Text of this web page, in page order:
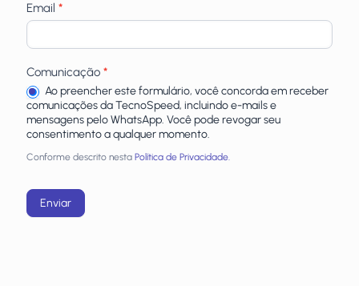
Email *
Comunicação *
Ao preencher este formulário, você concorda em receber
comunicações da TecnoSpeed, incluindo e-mails e
mensagens pelo WhatsApp. Você pode revogar seu
consentimento a qualquer momento.
Conforme descrito nesta Política de Privacidade.
Enviar